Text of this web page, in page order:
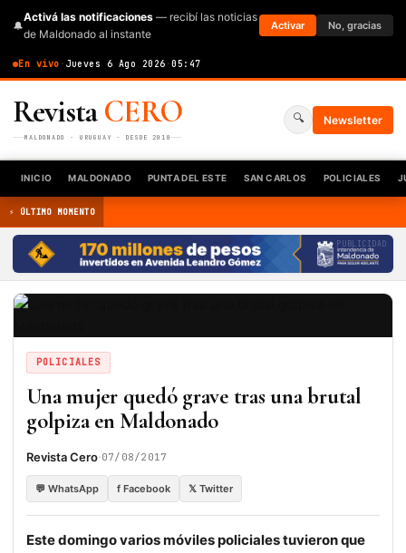
🔔
Activá las notificaciones — recibí las noticias
de Maldonado al instante
Activar No, gracias
En vivo · Jueves 6 Ago 2026 ·05:47
RevistaCERO
MALDONADO · URUGUAY · DESDE 2010
🔍 Newsletter
INICIO MALDONADO PUNTA DEL ESTE SAN CARLOS POLICIALES
⚡ ÚLTIMO MOMENTO
PUBLICIDAD
POLICIALES
Una mujer quedó grave tras una brutal
golpiza en Maldonado
Revista Cero·07/08/2017
💬 WhatsApp f Facebook 𝕏 Twitter
Este domingo varios móviles policiales tuvieron que